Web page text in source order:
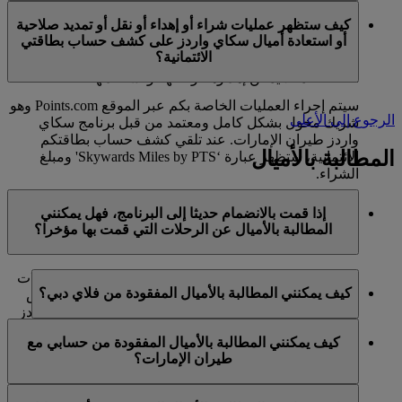
يستخدمون حسابا شخصيا في برنامج سكاي واردز لطيران
الإمارات ولا تنطبق على حسابات برنامج العائلة. وهذا يعني أنه
لا يمكن شراء أميال سكاي واردز إضافية لحسابات برنامج
العائلة، كما لا يمكن إهداؤها أو نقلها أو استعادتها.
كيف ستظهر عمليات شراء أو إهداء أو نقل أو تمديد صلاحية
أو استعادة أميال سكاي واردز على كشف حساب بطاقتي
الائتمانية؟
سيتم إجراء العمليات الخاصة بكم عبر الموقع Points.com وهو
شريك مخول بشكل كامل ومعتمد من قبل برنامج سكاي
واردز طيران الإمارات. عند تلقي كشف حساب بطاقتكم
الائتمانية، ستظهر عبارة ‘Skywards Miles by PTS' ومبلغ
الشراء.
يرجى زيارة هذهالصفحة للحصول على المزيد من المعلومات.
الرجوع إلى الأعلى
المطالبة بالأميال
إذا قمت بالانضمام حديثا إلى البرنامج، فهل يمكنني
المطالبة بالأميال عن الرحلات التي قمت بها مؤخرا؟
نعم، يمكن للأعضاء الجدد المطالبة بالأميال بالنسبة للرحلات
التي تم القيام بها مع طيران الإمارات وفلاي دبي وكوانتاس
قبل ما يصل إلى شهرين من تاريخ التسجيل في سكاي واردز
ومع ذلك، فإن أي معاملات أخرى، مثل الرحلات مع الخطوط
كيف يمكنني المطالبة بالأميال المفقودة من فلاي دبي؟
تسجيل الدخول وإرسال مطالبة عبر الإنترنت على الموقع
كيف يمكنني المطالبة بالأميال المفقودة من حسابي مع
طيران الإمارات؟